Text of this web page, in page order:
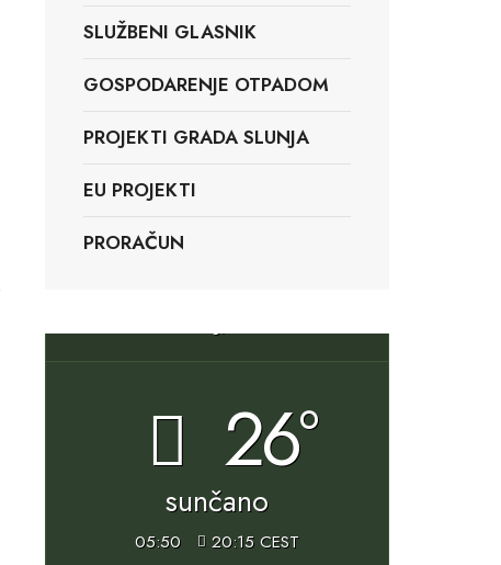
SLUŽBENI GLASNIK
GOSPODARENJE OTPADOM
PROJEKTI GRADA SLUNJA
EU PROJEKTI
PRORAČUN
26°
sunčano
05:50 20:15 CEST